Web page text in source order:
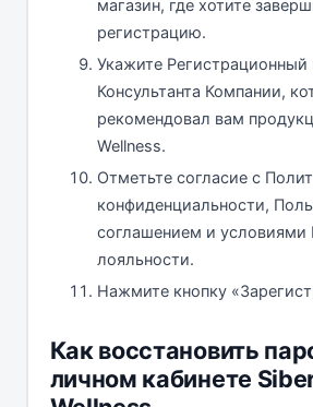
магазин, где хотите
регистрацию.
Укажите Регистрационный
Консультанта Компании,
рекомендовал вам
Wellness.
Отметьте согласие с
конфиденциальности,
соглашением и
лояльности.
Нажмите кнопку
Как восстановить
личном кабинете